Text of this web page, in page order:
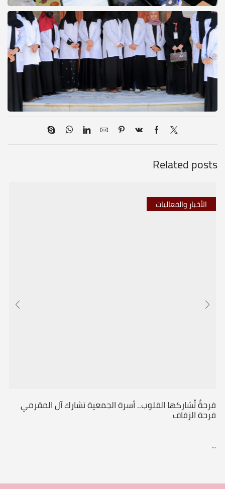
Related posts
الأخبار والفعاليات
فرحةٌ تُشاركها القلوب.. أسرة الجمعية تشارك آل المقرمي
فرحة الزفاف
...